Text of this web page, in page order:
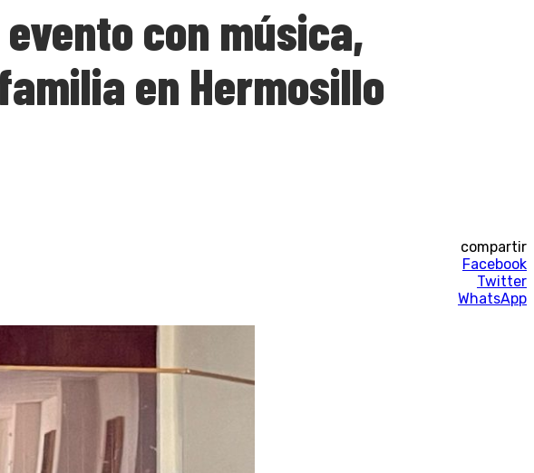
evento con música,
en Hermosillo
compartir
Facebook
Twitter
WhatsApp